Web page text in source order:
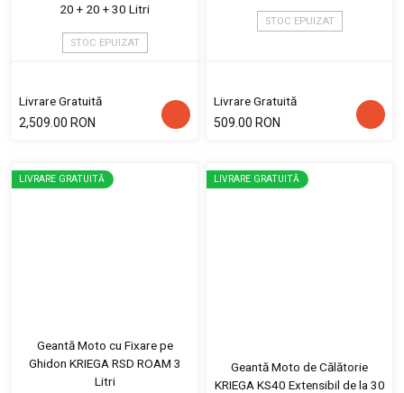
20 + 20 + 30 Litri
STOC EPUIZAT
Livrare Gratuită
2,509.00 RON
STOC EPUIZAT
Livrare Gratuită
509.00 RON
LIVRARE GRATUITĂ
Geantă Moto cu Fixare pe
Ghidon KRIEGA RSD ROAM 3
Litri
LIVRARE GRATUITĂ
Geantă Moto de Călătorie
KRIEGA KS40 Extensibil de la 30